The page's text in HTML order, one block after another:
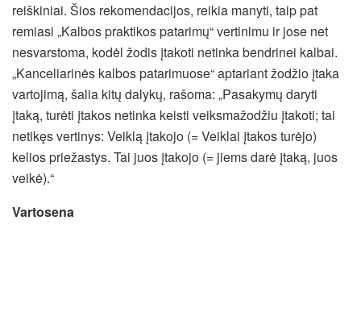
reiškiniai. Šios rekomendacijos, reikia manyti, taip pat
remiasi „Kalbos praktikos patarimų“ vertinimu ir jose net
nesvarstoma, kodėl žodis įtakoti netinka bendrinei kalbai.
„Kanceliarinės kalbos patarimuose“ aptariant žodžio įtaka
vartojimą, šalia kitų dalykų, rašoma: „Pasakymų daryti
įtaką, turėti įtakos netinka keisti veiksmažodžiu įtakoti; tai
netikęs vertinys: Veiklą įtakojo (= Veiklai įtakos turėjo)
kelios priežastys. Tai juos įtakojo (= jiems darė įtaką, juos
veikė).“
Vartosena